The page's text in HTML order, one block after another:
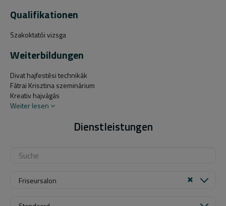
Qualifikationen
Szakoktatói vizsga
Weiterbildungen
Divat hajfestési technikák
Fátrai Krisztina szeminárium
Kreativ hajvágás
Weiter lesen
Dienstleistungen
Friseursalon